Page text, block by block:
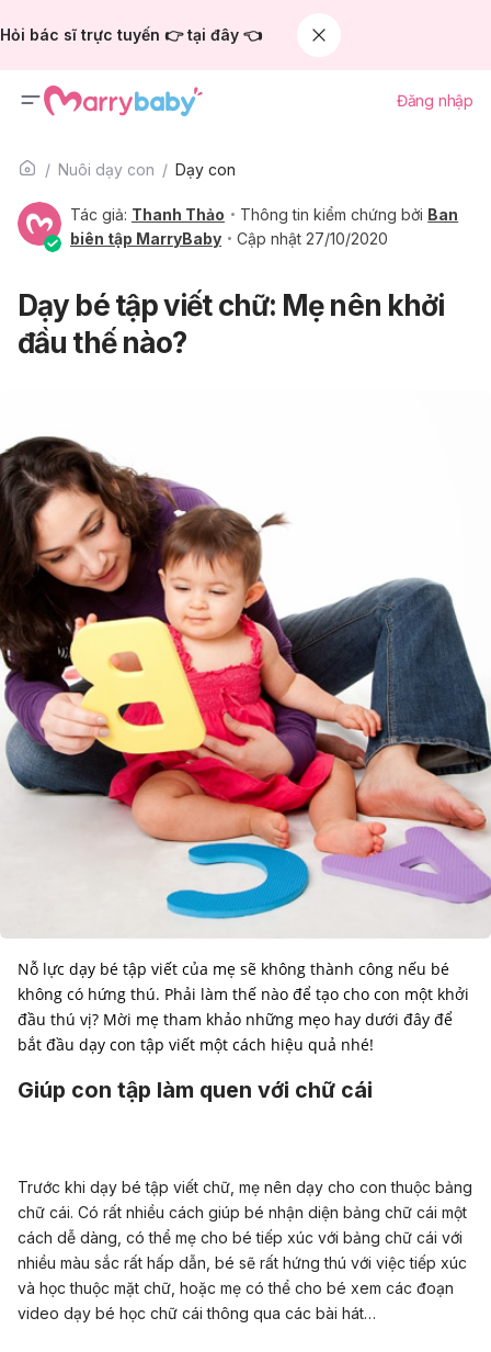
Hỏi bác sĩ trực tuyến 👉 tại đây 👈
Đăng nhập
Nuôi dạy con Dạy con
Tác giả: Thanh Thảo Thông tin kiểm chứng bởi Ban
biên tập MarryBaby
Cập nhật 27/10/2020
Dạy bé tập viết chữ: Mẹ nên khởi
đầu thế nào?
Nỗ lực dạy bé tập viết của mẹ sẽ không thành công nếu bé
không có hứng thú. Phải làm thế nào để tạo cho con một khởi
đầu thú vị? Mời mẹ tham khảo những mẹo hay dưới đây để
bắt đầu dạy con tập viết một cách hiệu quả nhé!
Giúp con tập làm quen với chữ cái
Trước khi dạy bé tập viết chữ, mẹ nên dạy cho con thuộc bảng
chữ cái. Có rất nhiều cách giúp bé nhận diện bảng chữ cái một
cách dễ dàng, có thể mẹ cho bé tiếp xúc với bảng chữ cái với
nhiều màu sắc rất hấp dẫn, bé sẽ rất hứng thú với việc tiếp xúc
và học thuộc mặt chữ, hoặc mẹ có thể cho bé xem các đoạn
video dạy bé học chữ cái thông qua các bài hát…